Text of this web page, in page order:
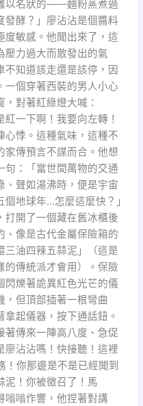
以名狀的——麵粉蒸煮過
發酵？」廖沾沾是個醬料
度敏感。他聞出來了，這
壓力過大而散發出的氣
不知道該走還是該停，因
一個穿著西裝的男人小心
對著紅綠燈大喊：
紅一下啊！我要向左轉！
心悸。這種氣味，這種不
家傳預言不謀而合。他想
句：「當世間萬物的交通
、聲如湯沸時，便是宇宙
地球年…怎麼這麼快？」
打開了一個藏在舊冰櫃後
、像是古代金屬保險箱的
三油四辣五蒜泥」（這是
的傳統派才會用）。保險
閃爍著詭異紅色光芒的儀
，但頂部插著一根彎曲
起儀器，按下通話鈕。
傳來一陣高八度、急促
廖沾沾嗎！快接聽！這裡
你那邊是不是已經聞到
泥！你被徵召了！馬
嗡嗡作響，他捏著對講